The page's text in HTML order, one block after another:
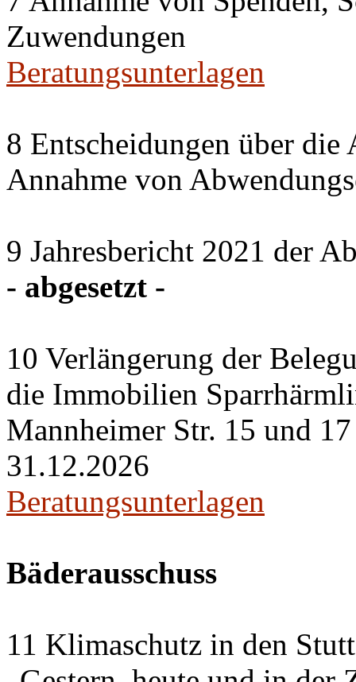
Zuwendungen
Beratungsunterlagen
8 Entscheidungen über
Annahme von
9 Jahresbericht 2021 der
- abgesetzt -
10 Verlängerung der
die Immobilien
Mannheimer Str. 15 und
31.12.2026
Beratungsunterlagen
Bäderausschuss
11 Klimaschutz in den